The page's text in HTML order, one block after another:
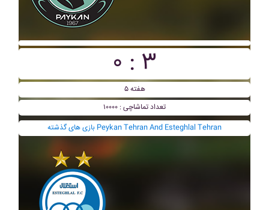
۰ : ۳
هفته ۵
تعداد تماشاچی : ۱۰۰۰۰
بازی های گذشته Peykan Tehran And Esteghlal Tehran